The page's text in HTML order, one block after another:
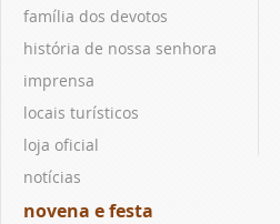
família dos devotos
história de nossa senhora
imprensa
locais turísticos
loja oficial
notícias
novena e festa